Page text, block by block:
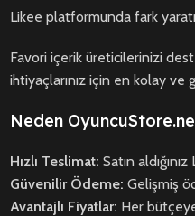
Likee platformunda fark
Favori içerik üreticilerinizi
ihtiyaçlarınız için en kolay ve
Neden
Hızlı Teslimat: Satın
Güvenilir Ödeme: Gelişmiş
Avantajlı Fiyatlar: Her bütçeye